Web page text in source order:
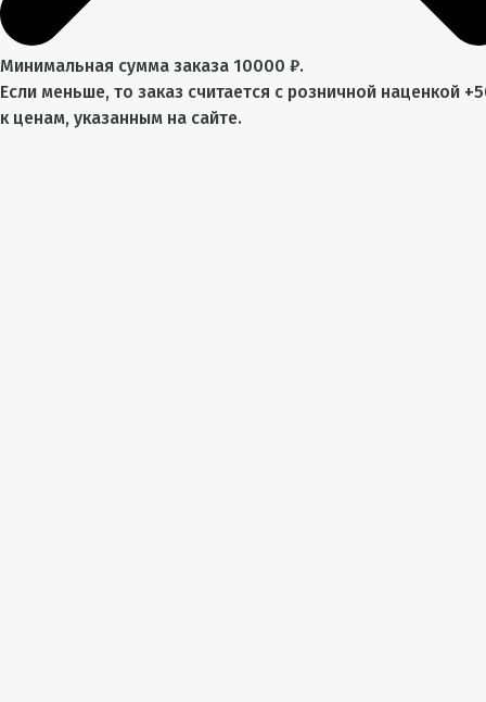
Минимальная сумма заказа 10000 ₽.
Если меньше, то заказ считается с розничной наценкой
к ценам, указанным на сайте.